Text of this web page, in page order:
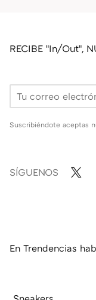
RECIBE "In/Out",
Suscribiéndote aceptas
SÍGUENOS
En Trendencias